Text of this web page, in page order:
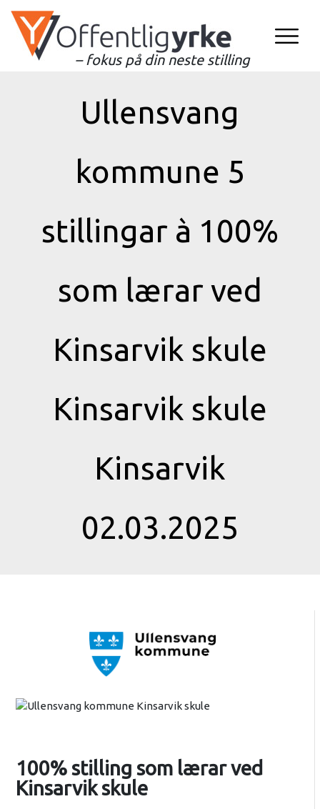
– fokus på din neste stilling
Ullensvang
kommune 5
stillingar à 100%
som lærar ved
Kinsarvik skule
Kinsarvik skule
Kinsarvik
02.03.2025
100% stilling som lærar ved
Kinsarvik skule